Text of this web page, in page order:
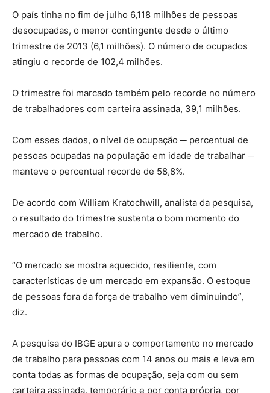
O país tinha no fim de julho 6,118 milhões de pessoas
desocupadas, o menor contingente desde o último
trimestre de 2013 (6,1 milhões). O número de ocupados
atingiu o recorde de 102,4 milhões.
O trimestre foi marcado também pelo recorde no número
de trabalhadores com carteira assinada, 39,1 milhões.
Com esses dados, o nível de ocupação ─ percentual de
pessoas ocupadas na população em idade de trabalhar ─
manteve o percentual recorde de 58,8%.
De acordo com William Kratochwill, analista da pesquisa,
o resultado do trimestre sustenta o bom momento do
mercado de trabalho.
“O mercado se mostra aquecido, resiliente, com
características de um mercado em expansão. O estoque
de pessoas fora da força de trabalho vem diminuindo”,
diz.
A pesquisa do IBGE apura o comportamento no mercado
de trabalho para pessoas com 14 anos ou mais e leva em
conta todas as formas de ocupação, seja com ou sem
carteira assinada, temporário e por conta própria, por